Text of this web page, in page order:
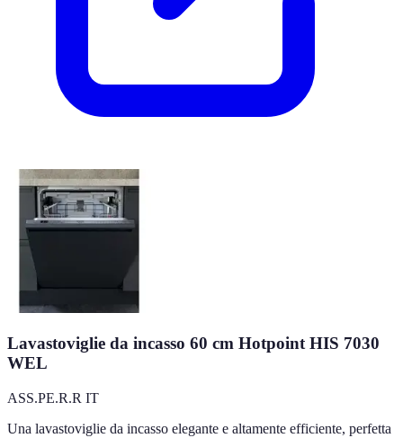
Lavastoviglie da incasso 60 cm Hotpoint HIS 7030
WEL
ASS.PE.R.R IT
Una lavastoviglie da incasso elegante e altamente efficiente, perfetta